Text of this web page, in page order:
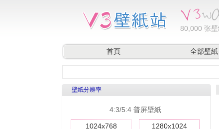
80,000 张壁
首頁 全部壁紙
壁紙分辨率
4:3/5:4 普屏壁紙
1024x768 1280x1024